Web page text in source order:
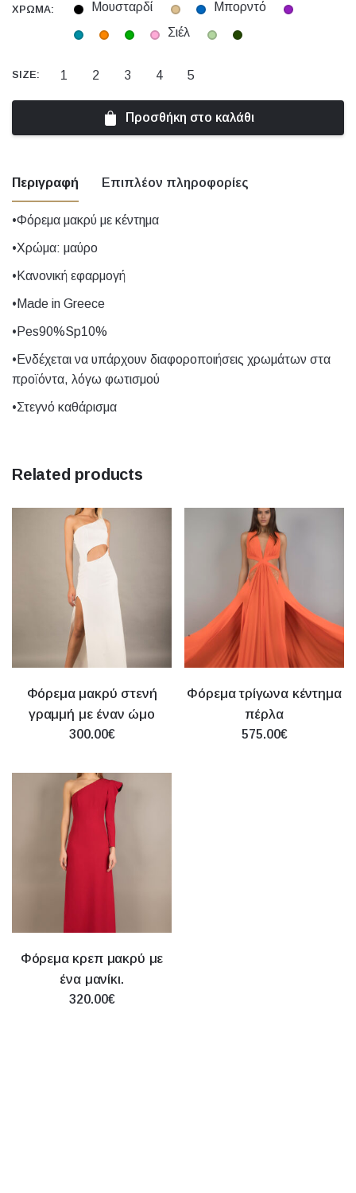
ΧΡΏΜΑ:
Μουσταρδί
Μπορντό
Σιέλ
SIZE: 1 2 3 4 5
Προσθήκη στο καλάθι
Περιγραφή Επιπλέον πληροφορίες
•Φόρεμα μακρύ με κέντημα
•Χρώμα: μαύρο
•Κανονική εφαρμογή
•Made in Greece
•Pes90%Sp10%
•Ενδέχεται να υπάρχουν διαφοροποιήσεις χρωμάτων στα
προϊόντα, λόγω φωτισμού
•Στεγνό καθάρισμα
Χρώμα
Μπεζ, Μπλε, Μπορντό, Μωβ, Πετρόλ,
Πορτοκαλί, Πράσινο, Ροζ, Σιέλ, Φυστικί,
Size 1, 2, 3, 4, 5
Related products
Φόρεμα μακρύ στενή
γραμμή με έναν ώμο
300.00€
Φόρεμα τρίγωνα κέντημα
πέρλα
575.00€
Φόρεμα κρεπ μακρύ με
ένα μανίκι.
320.00€